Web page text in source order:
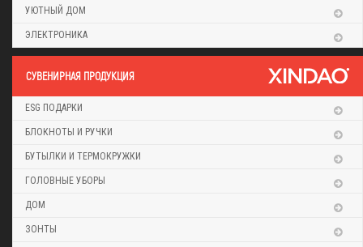
УЮТНЫЙ ДОМ
ЭЛЕКТРОНИКА
CУВЕНИРНАЯ ПРОДУКЦИЯ
ESG ПОДАРКИ
БЛОКНОТЫ И РУЧКИ
БУТЫЛКИ И ТЕРМОКРУЖКИ
ГОЛОВНЫЕ УБОРЫ
ДОМ
ЗОНТЫ